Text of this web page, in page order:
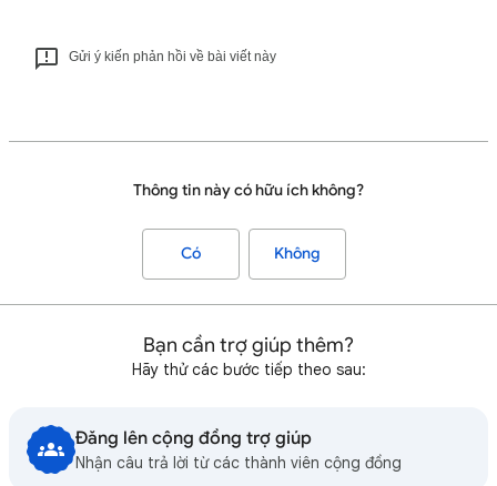
Gửi ý kiến phản hồi về bài viết này
Thông tin này có hữu ích không?
Có Không
Bạn cần trợ giúp thêm?
Hãy thử các bước tiếp theo sau:
Đăng lên cộng đồng trợ giúp
Nhận câu trả lời từ các thành viên cộng đồng